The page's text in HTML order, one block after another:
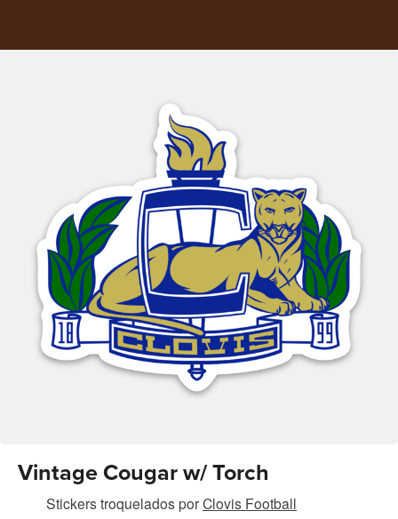
Vintage Cougar w/ Torch
Stickers troqueladosporClovis Football